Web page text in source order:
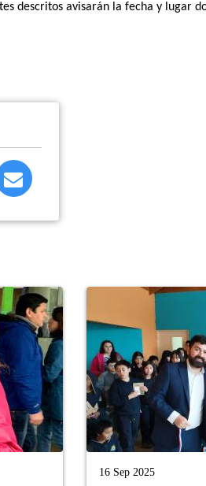
descritos avisarán la fecha y lugar
16 Sep 2025